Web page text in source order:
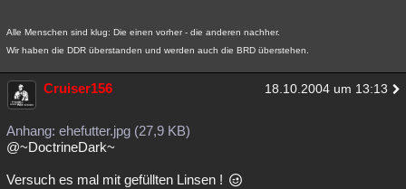
Alle Menschen sind klug: Die einen vorher - die anderen nachher.
Wir haben die DDR überstanden und werden auch die BRD überstehen.
Cruiser156 18.10.2004 um 13:13
Anhang: ehefutter.jpg (27,9 KB)
@~DoctrineDark~
Versuch es mal mit gefüllten Linsen !